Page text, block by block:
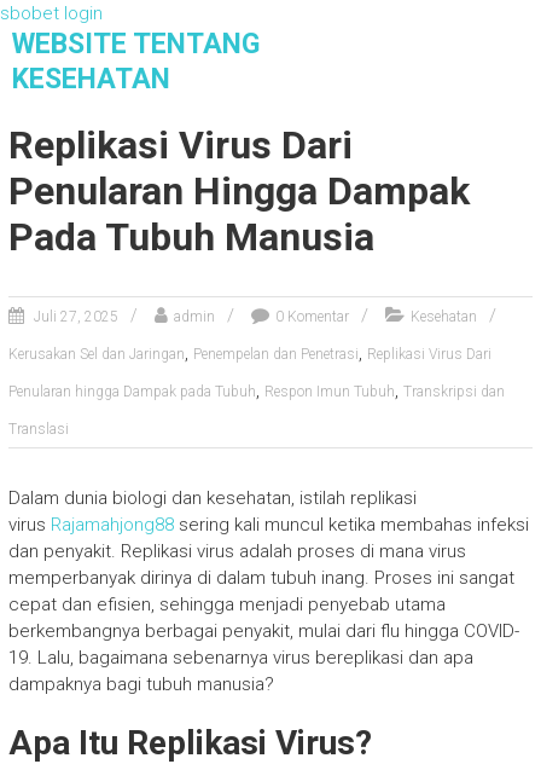
sbobet login
e
WEBSITE TENTANG
KESEHATAN
Replikasi Virus Dari
Penularan Hingga Dampak
Pada Tubuh Manusia
Juli 27, 2025 admin 0 Komentar Kesehatan
Kerusakan Sel dan Jaringan, Penempelan dan Penetrasi, Replikasi Virus Dari
Penularan hingga Dampak pada Tubuh, Respon Imun Tubuh, Transkripsi dan
Translasi
Dalam dunia biologi dan kesehatan, istilah replikasi
virus Rajamahjong88sering kali muncul ketika membahas infeksi
dan penyakit. Replikasi virus adalah proses di mana virus
memperbanyak dirinya di dalam tubuh inang. Proses ini sangat
cepat dan efisien, sehingga menjadi penyebab utama
berkembangnya berbagai penyakit, mulai dari flu hingga COVID-
19. Lalu, bagaimana sebenarnya virus bereplikasi dan apa
dampaknya bagi tubuh manusia?
Apa Itu Replikasi Virus?